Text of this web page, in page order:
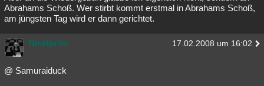
Abrahams Schoß. Wer stirbt kommt erstmal in Abrahams Schoß,
am jüngsten Tag wird er dann gerichtet.
Niselprim 17.02.2008 um 16:02
@ Samuraiduck